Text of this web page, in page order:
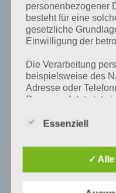
findet in Nitro Nation…
personenbezogener
besteht für eine
gesetzliche
Einwilligung der
Die Verarbeitung
beispielsweise des
Adresse oder
Person, erfolgt stets
Übereinstimmung
Mittels dieser
Unternehmen die
Essenziell
✓ Alle